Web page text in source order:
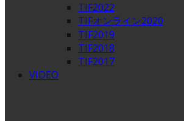
TIF2022
TIFオンライン2020
TIF2019
TIF2018
TIF2017
VIDEO